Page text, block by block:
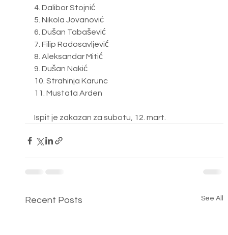
4. Dalibor Stojnić
5. Nikola Jovanović
6. Dušan Tabašević
7. Filip Radosavljević
8. Aleksandar Mitić
9. Dušan Nakić
10. Strahinja Karunc
11. Mustafa Arden
Ispit je zakazan za subotu, 12. mart.
Recent Posts See All